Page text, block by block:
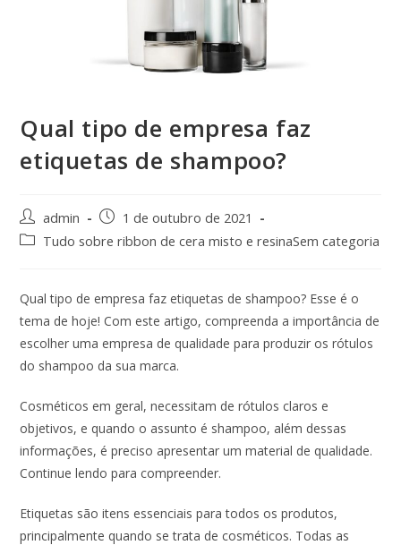
Qual tipo de empresa faz
etiquetas de shampoo?
admin
1 de outubro de 2021
Tudo sobre ribbon de cera misto e resinaSem categoria
Qual tipo de empresa faz etiquetas de shampoo? Esse é o
tema de hoje! Com este artigo, compreenda a importância de
escolher uma empresa de qualidade para produzir os rótulos
do shampoo da sua marca.
Cosméticos em geral, necessitam de rótulos claros e
objetivos, e quando o assunto é shampoo, além dessas
informações, é preciso apresentar um material de qualidade.
Continue lendo para compreender.
Etiquetas são itens essenciais para todos os produtos,
principalmente quando se trata de cosméticos. Todas as